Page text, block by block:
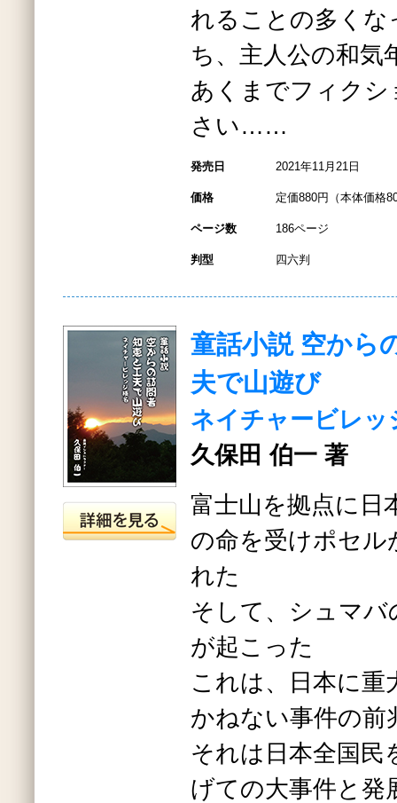
れることの多く
ち、主人公の和
あくまでフィク
さい……
発売日 2021年11月21日
価格 定価880円（本体価格
ページ数 186ページ
判型 四六判
童話小説 空から
夫で山遊び
ネイチャービレッ
久保田 伯一 著
富士山を拠点に日
の命を受けポセ
れた
そして、シュマ
が起こった
これは、日本に重
かねない事件の前
それは日本全国民
げての大事件と発